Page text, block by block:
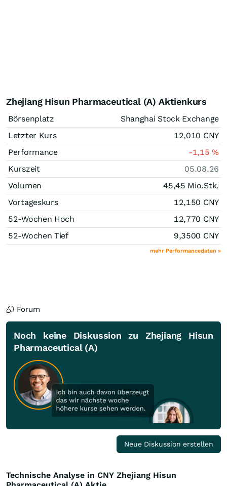
Zhejiang Hisun Pharmaceutical (A) Aktienkurs
Börsenplatz
Shanghai Stock Exchange
Letzter Kurs
12,010 CNY
Performance
-1,15%
Kurszeit
05.08.26
Volumen
45,45 Mio.Stk.
Vortageskurs
12,150 CNY
52-Wochen Hoch
12,770 CNY
52-Wochen Tief
9,3500 CNY
mehr Performancedaten »
Forum
Noch keine Diskussion zu Zhejiang Hisun
Pharmaceutical (A)
Neue Diskussion erstellen
Technische Analyse in CNY Zhejiang Hisun